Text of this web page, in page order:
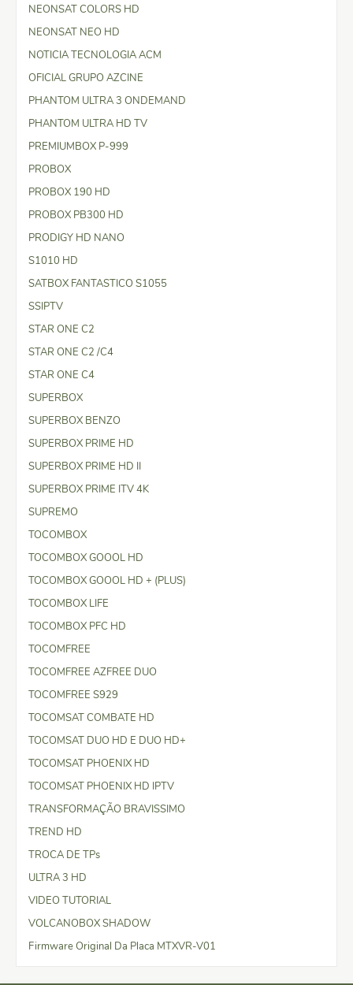
NEONSAT COLORS HD
NEONSAT NEO HD
NOTICIA TECNOLOGIA ACM
OFICIAL GRUPO AZCINE
PHANTOM ULTRA 3 ONDEMAND
PHANTOM ULTRA HD TV
PREMIUMBOX P-999
PROBOX
PROBOX 190 HD
PROBOX PB300 HD
PRODIGY HD NANO
S1010 HD
SATBOX FANTASTICO S1055
SSIPTV
STAR ONE C2
STAR ONE C2 /C4
STAR ONE C4
SUPERBOX
SUPERBOX BENZO
SUPERBOX PRIME HD
SUPERBOX PRIME HD II
SUPERBOX PRIME ITV 4K
SUPREMO
TOCOMBOX
TOCOMBOX GOOOL HD
TOCOMBOX GOOOL HD + (PLUS)
TOCOMBOX LIFE
TOCOMBOX PFC HD
TOCOMFREE
TOCOMFREE AZFREE DUO
TOCOMFREE S929
TOCOMSAT COMBATE HD
TOCOMSAT DUO HD E DUO HD+
TOCOMSAT PHOENIX HD
TOCOMSAT PHOENIX HD IPTV
TRANSFORMAÇÃO BRAVISSIMO
TREND HD
TROCA DE TPs
ULTRA 3 HD
VIDEO TUTORIAL
VOLCANOBOX SHADOW
Firmware Original Da Placa MTXVR-V01